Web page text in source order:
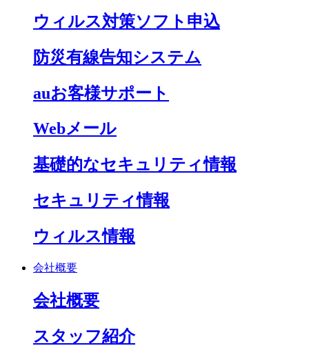
ウィルス対策ソフト申込
防災有線告知システム
auお客様サポート
Webメール
基礎的なセキュリティ情報
セキュリティ情報
ウィルス情報
会社概要
会社概要
スタッフ紹介